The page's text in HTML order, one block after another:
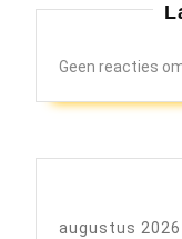
Geen reacties
augustus 2026